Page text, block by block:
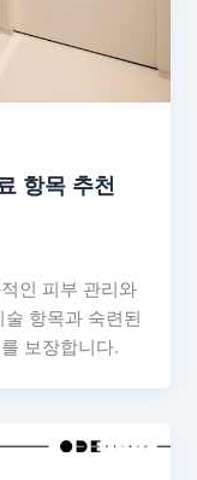
항목 추천
인 피부 관리와
항목과 숙련된
보장합니다.